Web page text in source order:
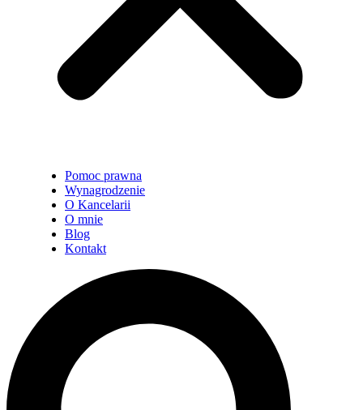
Pomoc prawna
Wynagrodzenie
O Kancelarii
O mnie
Blog
Kontakt